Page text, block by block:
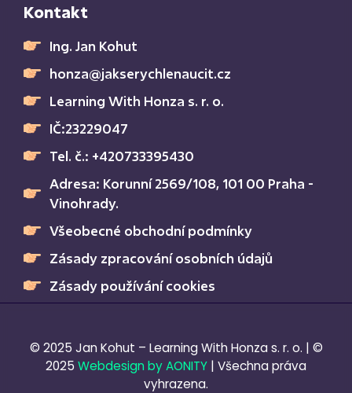
Kontakt
Ing. Jan Kohut
honza@jakserychlenaucit.cz
Learning With Honza s. r. o.
IČ:23229047
Tel. č.: +420733395430
Adresa: Korunní 2569/108, 101 00 Praha -
Vinohrady.
Všeobecné obchodní podmínky
Zásady zpracování osobních údajů
Zásady používání cookies
© 2025 Jan Kohut – Learning With Honza s. r. o. | ©
2025 Webdesign by AONITY | Všechna práva
vyhrazena.